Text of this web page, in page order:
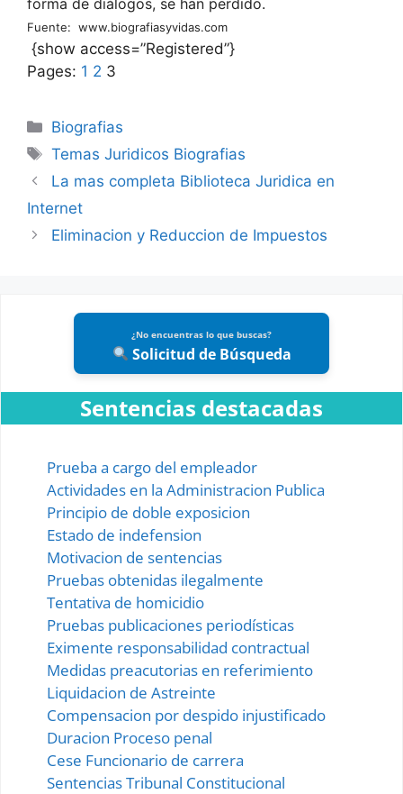
Fuente: www.biografiasyvidas.com
{show access=”Registered”}
Pages: 1 2 3
Categories
Biografias
Tags
Temas Juridicos Biografias
La mas completa Biblioteca Juridica en
Internet
Eliminacion y Reduccion de Impuestos
¿No encuentras lo que buscas?
Solicitud de Búsqueda
Sentencias destacadas
Prueba a cargo del empleador
Actividades en la Administracion Publica
Principio de doble exposicion
Estado de indefension
Motivacion de sentencias
Pruebas obtenidas ilegalmente
Tentativa de homicidio
Pruebas publicaciones periodísticas
Eximente responsabilidad contractual
Medidas preacutorias en referimiento
Liquidacion de Astreinte
Compensacion por despido injustificado
Duracion Proceso penal
Cese Funcionario de carrera
Sentencias Tribunal Constitucional